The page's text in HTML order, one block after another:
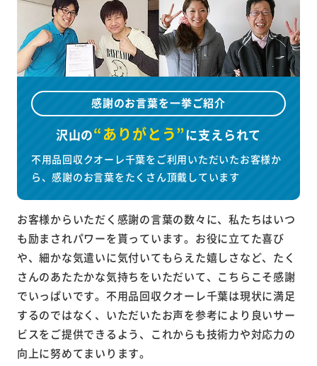
感謝のお言葉を一挙ご紹介
沢山の“ありがとう”に支えられて
不用品回収クオーレ千葉をご利用いただいたお客様か
ら、感謝のお言葉をたくさん頂戴しています
お客様からいただく感謝の言葉の数々に、私たちはいつ
も励まされパワーを貰っています。お役に立てた喜び
や、細かな気遣いに気付いてもらえた嬉しさなど、たく
さんのあたたかな気持ちをいただいて、こちらこそ感謝
でいっぱいです。不用品回収クオーレ千葉は現状に満足
するのではなく、いただいたお声を参考により良いサー
ビスをご提供できるよう、これからも技術力や対応力の
向上に努めてまいります。